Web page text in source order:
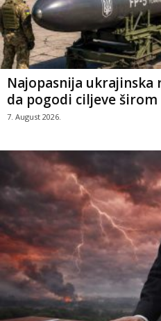
Najopasnija ukrajinska
da pogodi ciljeve širom
7. August 2026.